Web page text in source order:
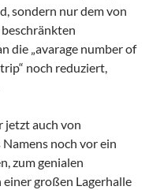
sondern nur dem von
die „avarage number of
noch reduziert,
jetzt auch von
noch vor ein
zum genialen
großen Lagerhalle